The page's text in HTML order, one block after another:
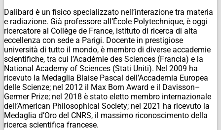
Dalibard è un fisico specializzato nell’interazione tra materia
e radiazione. Già professore all’École Polytechnique, è oggi
ricercatore al Collège de France, istituto di ricerca di alta
eccellenza con sede a Parigi. Docente in prestigiose
università di tutto il mondo, è membro di diverse accademie
scientifiche, tra cui l’Académie des Sciences (Francia) e la
National Academy of Sciences (Stati Uniti). Nel 2009 ha
ricevuto la Medaglia Blaise Pascal dell’Accademia Europea
delle Scienze; nel 2012 il Max Born Award e il Davisson–
Germer Prize; nel 2018 è stato eletto membro internazionale
dell’American Philosophical Society; nel 2021 ha ricevuto la
Medaglia d’Oro del CNRS, il massimo riconoscimento della
ricerca scientifica francese.